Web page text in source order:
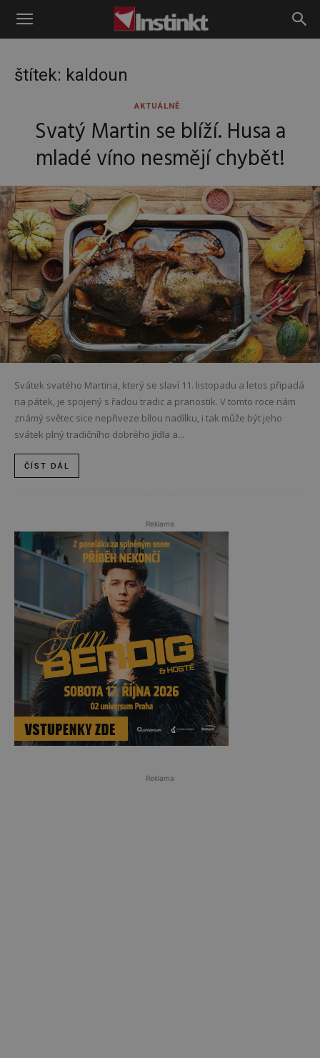
Instinkt
štítek: kaldoun
AKTUÁLNĚ
Svatý Martin se blíží. Husa a
mladé víno nesmějí chybět!
Svátek svatého Martina, který se slaví 11. listopadu a letos připadá
na pátek, je spojený s řadou tradic a pranostik. V tomto roce nám
známý světec sice nepřiveze bílou nadílku, i tak může být jeho
svátek plný tradičního dobrého jídla a...
ČÍST DÁL
Reklama
Reklama